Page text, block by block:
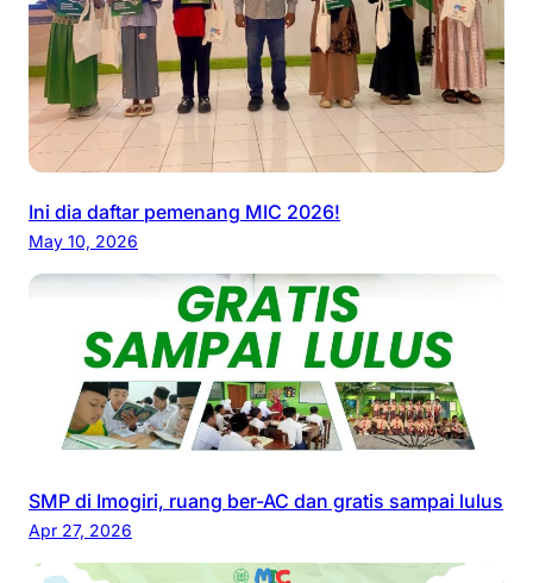
Ini dia daftar pemenang MIC 2026!
May 10, 2026
SMP di Imogiri, ruang ber-AC dan gratis sampai lulus
Apr 27, 2026